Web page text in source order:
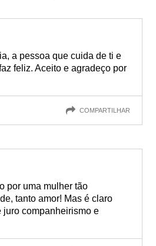
a pessoa que cuida de ti e
feliz. Aceito e agradeço por
COMPARTILHAR
por uma mulher tão
tanto amor! Mas é claro
juro companheirismo e